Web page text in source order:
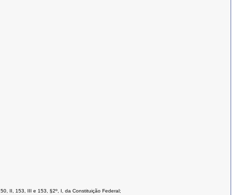
II, 153, III e 153, §2º, I, da Constituição Federal;